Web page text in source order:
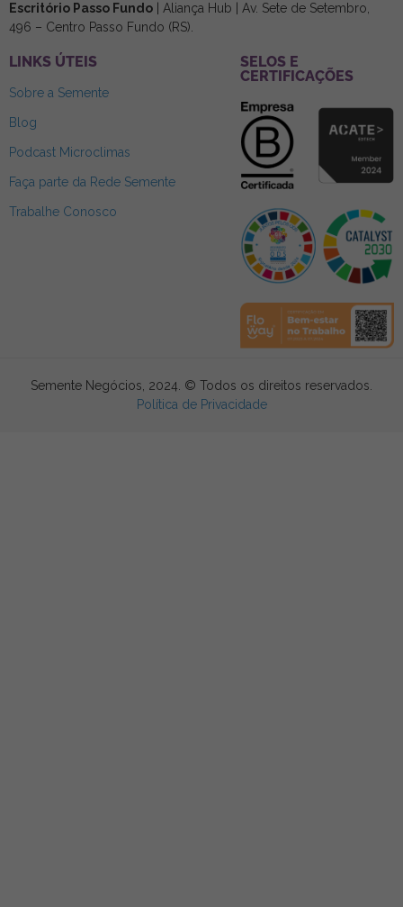
Escritório Passo Fundo | Aliança Hub | Av. Sete de Setembro,
496 – Centro Passo Fundo (RS).
LINKS ÚTEIS
Sobre a Semente
Blog
Podcast Microclimas
Faça parte da Rede Semente
Trabalhe Conosco
SELOS E
CERTIFICAÇÕES
Semente Negócios, 2024. © Todos os direitos reservados.
Política de Privacidade